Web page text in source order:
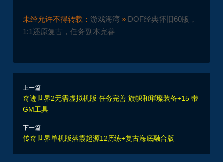
未经允许不得转载：游戏海湾 » DOF经典怀旧60版，
1:1还原复古，任务副本完善
上一篇
奇迹世界2无需虚拟机版 任务完善 旗帜和璀璨装备+15 带
GM工具
下一篇
传奇世界单机版落霞起源12历练+复古海底融合版